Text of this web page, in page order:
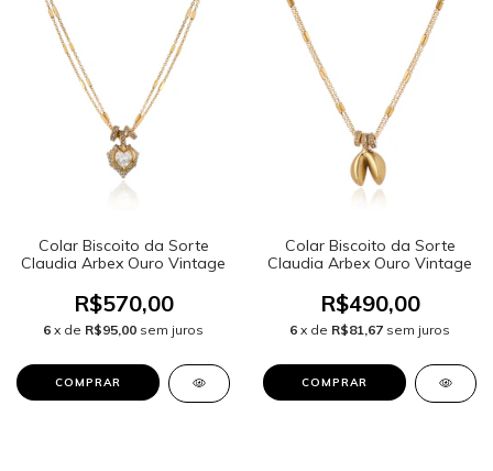
Colar Biscoito da Sorte
Claudia Arbex Ouro Vintage
R$570,00
6 x de R$95,00 sem juros
Colar Biscoito da Sorte
Claudia Arbex Ouro Vintage
R$490,00
6 x de R$81,67 sem juros